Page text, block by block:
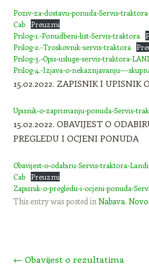
Poziv-za-dostavu-ponuda-Servis-
Cab
Preuzmi
Prilog-1.-Ponudbeni-list-Servis-traktora
Prilog-2.-Troskovnik-servis-traktora
Prilog-3.-Opis-usluge-servis-traktora-
Prilog-4.-Izjava-o-nekaznjavanju-–-
15.02.2022. ZAPISNIK I UPISNIK
Upisnik-o-zaprimanju-ponuda-Servis-
15.02.2022. OBAVIJEST O
PREGLEDU I OCJENI PONUDA
Obavijest-o-odabiru-Servis-traktora-
Cab
Preuzmi
Zapisnik-o-pregledu-i-ocjeni-ponuda-
This entry was posted in Nabava,
← Obavijest o rezultatima